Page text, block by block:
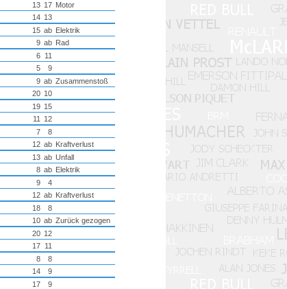
13 17 Motor
14 13
15 ab Elektrik
9 ab Rad
6
11
5 9
9 ab Zusammenstoß
20 10
19 15
11 12
7
8
12 ab Kraftverlust
13 ab Unfall
8 ab Elektrik
9
4
12 ab Kraftverlust
18
8
10 ab Zurück gezogen
20 12
17 11
8
8
14 9
17
9